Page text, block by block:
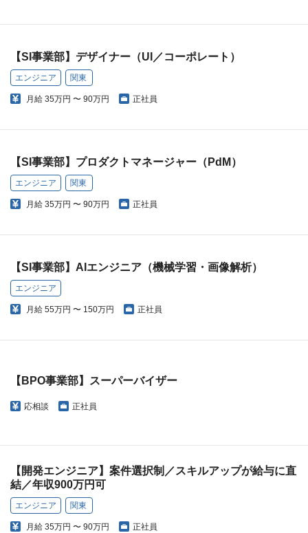
【SI事業部】デザイナー（UI／コーポレート）
エンジニア 関東
月給 35万円 〜 90万円 正社員
【SI事業部】プロダクトマネージャー（PdM）
エンジニア 関東
月給 35万円 〜 90万円 正社員
【SI事業部】AIエンジニア（機械学習・画像解析）
エンジニア
月給 55万円 〜 150万円 正社員
【BPO事業部】スーパーバイザー
応相談 正社員
【開発エンジニア】案件選択制／スキルアップが給与に直
結／年収900万円可
エンジニア 関東
月給 35万円 〜 90万円 正社員